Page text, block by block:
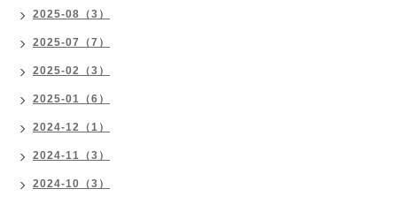
2025-08（3）
2025-07（7）
2025-02（3）
2025-01（6）
2024-12（1）
2024-11（3）
2024-10（3）